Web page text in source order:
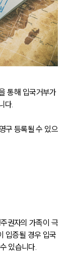
통해 입국거부가
다.
구 등록될 수 있으
권자의 가족이 극
입증될 경우 입국
있습니다.